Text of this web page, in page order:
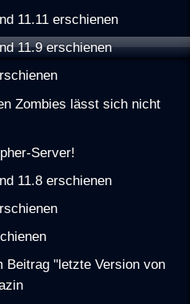
11.11 erschienen
11.9 erschienen
Zombies lässt sich nicht
Server!
11.8 erschienen
Beitrag "letzte Version von